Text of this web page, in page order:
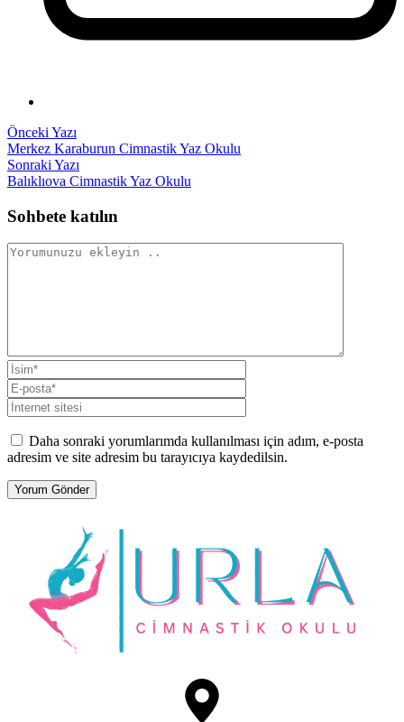
Önceki Yazı
Merkez Karaburun Cimnastik Yaz Okulu
Sonraki Yazı
Balıklıova Cimnastik Yaz Okulu
Sohbete katılın
Daha sonraki yorumlarımda kullanılması için adım, e-posta
adresim ve site adresim bu tarayıcıya kaydedilsin.